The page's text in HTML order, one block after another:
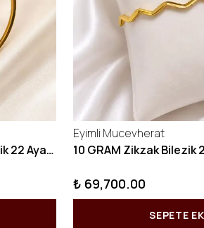
10 GRAM Kibrit Çöpü Düz Bilezik 22 Ayar 22BLZ001
Eyimli Mucevherat
₺ 69,700.00
SEPETE